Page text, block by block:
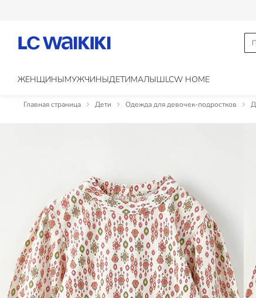
ЖЕНЩИНЫМУЖЧИНЫДЕТИМАЛЫШLCW HOME
Главная страница Дети Одежда для девочек-подростков